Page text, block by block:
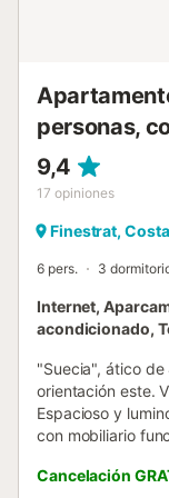
personas,
9,4
17 opiniones
Finestrat,
6 pers. 3
Internet,
acondicionado,
"Suecia", ático de
orientación este.
Espacioso y
con mobiliario
cama de
Cancelación